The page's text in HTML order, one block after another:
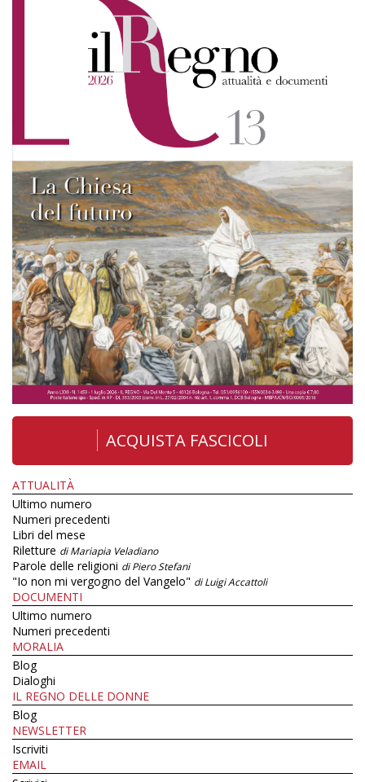
ACQUISTA FASCICOLI
ATTUALITÀ
Ultimo numero
Numeri precedenti
Libri del mese
Riletture di Mariapia Veladiano
Parole delle religioni di Piero Stefani
"Io non mi vergogno del Vangelo" di Luigi Accattoli
DOCUMENTI
Ultimo numero
Numeri precedenti
MORALIA
Blog
Dialoghi
IL REGNO DELLE DONNE
Blog
NEWSLETTER
Iscriviti
EMAIL